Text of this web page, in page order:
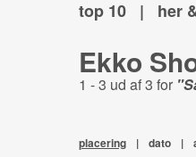
top 10
| her
Ekko
1 - 3 ud af 3 for
placering | dato |